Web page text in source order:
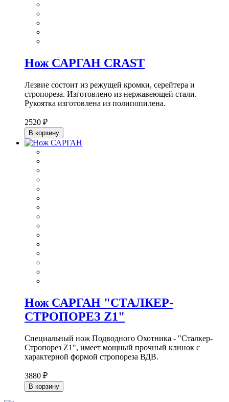
Нож САРГАН CRAST
Лезвие состоит из режущей кромки, серейтера и
стропореза. Изготовлено из нержавеющей стали.
Рукоятка изготовлена из полипопилена.
2520 ₽
В корзину
Нож САРГАН "СТАЛКЕР-
СТРОПОРЕЗ Z1"
Специальный нож Подводного Охотника - "Сталкер-
Стропорез Z1", имеет мощный прочный клинок с
характерной формой стропореза ВДВ.
3880 ₽
В корзину